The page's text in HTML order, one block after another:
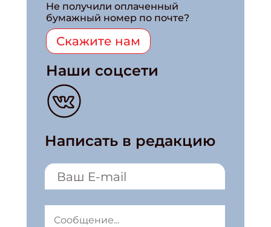
Не получили оплаченный
бумажный номер по почте?
Скажите нам
Наши соцсети
Написать в редакцию